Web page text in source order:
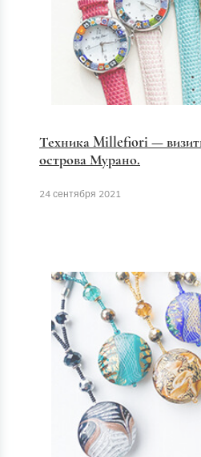
Техника Millefiori —
острова Мурано.
24 сентября 2021